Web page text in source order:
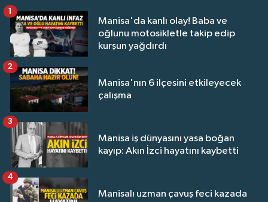
Manisa'da kanlı olay! Baba ve
oğlunu motosikletle takip edip
kurşun yağdırdı
1
Manisa'nın 6 ilçesini etkileyecek
çalışma
2
Manisa iş dünyasını yasa boğan
kayıp: Akın İzci hayatını kaybetti
3
Manisalı uzman çavuş feci kazada
4